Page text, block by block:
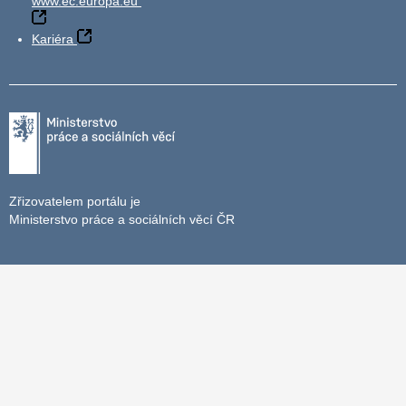
Kariéra
Zřizovatelem portálu je
Ministerstvo práce a sociálních věcí ČR